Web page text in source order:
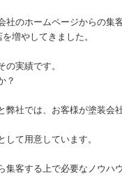
社のホームページからの集
増やしてきました。
の実績です。
？
弊社では、お客様が塗装会
して用意しています。
集客する上で必要なノウハ